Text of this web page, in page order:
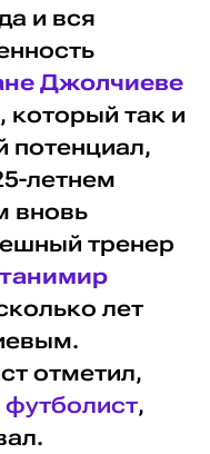
и вся
Джолчиеве
который так и
потенциал,
летнем
вновь
тренер
лет
отметил,
,